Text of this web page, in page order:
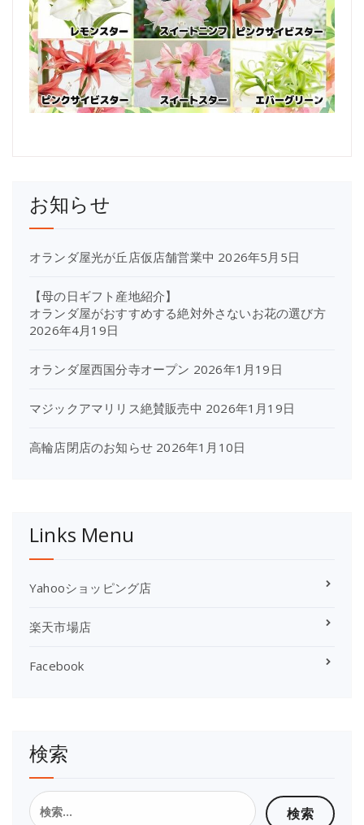
お知らせ
オランダ屋光が丘店仮店舗営業中 2026年5月5日
【母の日ギフト産地紹介】
オランダ屋がおすすめする絶対外さないお花の選び方
2026年4月19日
オランダ屋西国分寺オープン 2026年1月19日
マジックアマリリス絶賛販売中 2026年1月19日
高輪店閉店のお知らせ 2026年1月10日
Links Menu
Yahooショッピング店
楽天市場店
Facebook
検索
検
索: